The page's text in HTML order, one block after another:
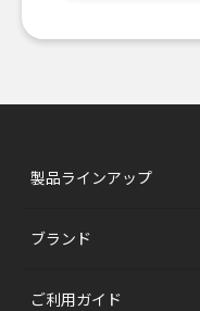
製品ラインアップ
ブランド
ご利用ガイド